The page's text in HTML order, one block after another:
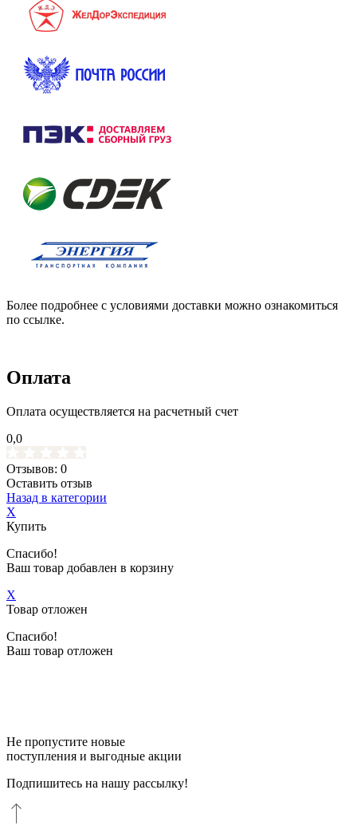
Более подробнее с условиями доставки можно ознакомиться
по ссылке.
Оплата
Оплата осуществляется на расчетный счет
0,0
Отзывов: 0
Оставить отзыв
Назад в категории
X
Купить
Спасибо!
Ваш товар добавлен в корзину
X
Товар отложен
Спасибо!
Ваш товар отложен
Не пропустите новые
поступления и выгодные акции
Подпишитесь на нашу рассылку!